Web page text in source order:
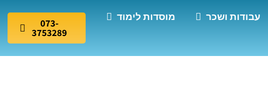
עבודות ושכר
מוסדות לימוד
073-
3753289